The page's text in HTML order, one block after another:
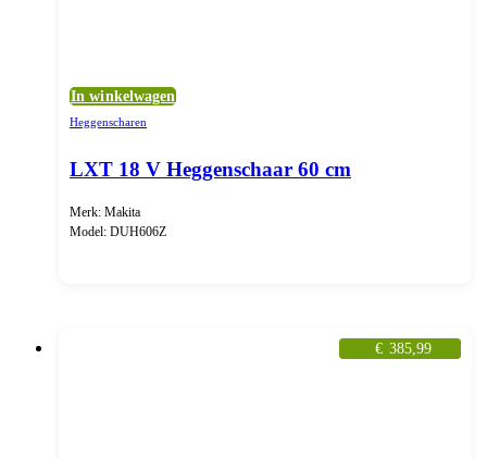
In winkelwagen
Heggenscharen
LXT 18 V Heggenschaar 60 cm
Merk: Makita
Model: DUH606Z
€ 385,99